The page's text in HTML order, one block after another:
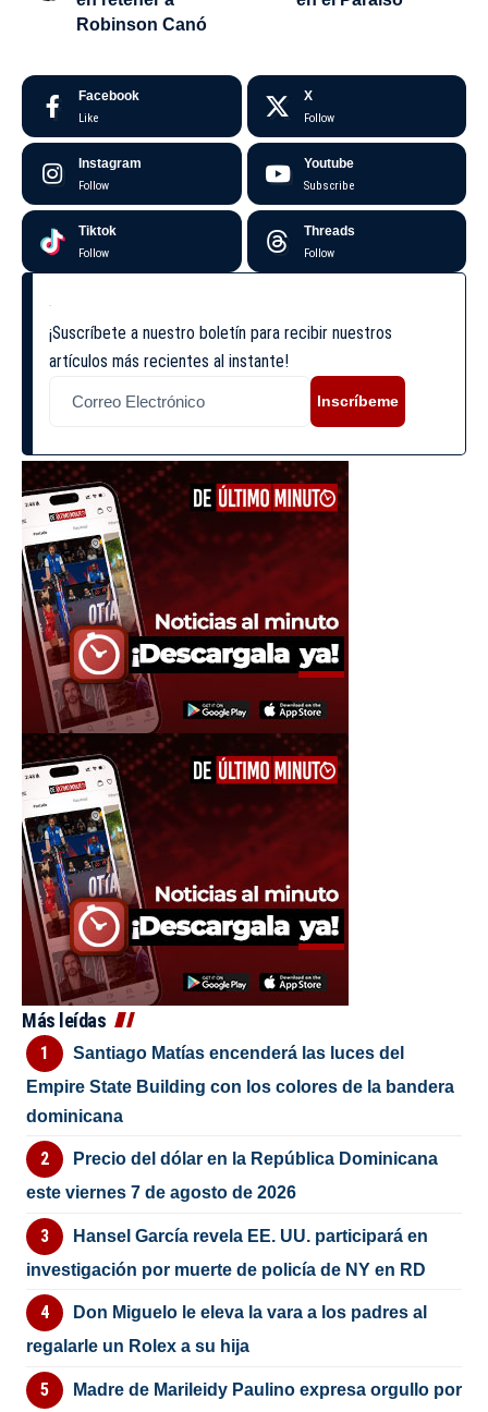
Robinson Canó
Facebook
Like
X
Follow
Instagram
Follow
Youtube
Subscribe
Tiktok
Follow
Threads
Follow
¡Suscríbete a nuestro boletín para recibir nuestros
artículos más recientes al instante!
Inscríbeme
Más leídas
Santiago Matías encenderá las luces del
Empire State Building con los colores de la bandera
dominicana
Precio del dólar en la República Dominicana
este viernes 7 de agosto de 2026
Hansel García revela EE. UU. participará en
investigación por muerte de policía de NY en RD
Don Miguelo le eleva la vara a los padres al
regalarle un Rolex a su hija
Madre de Marileidy Paulino expresa orgullo por